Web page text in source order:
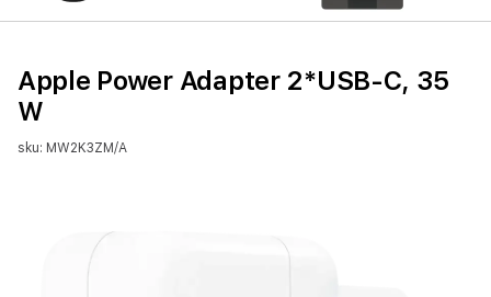
Apple Power Adapter 2*USB-C, 35
W
sku: MW2K3ZM/A